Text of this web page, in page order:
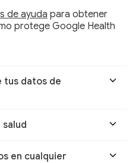
de ayuda para obtener
protege Google Health
tus datos de
en cualquier